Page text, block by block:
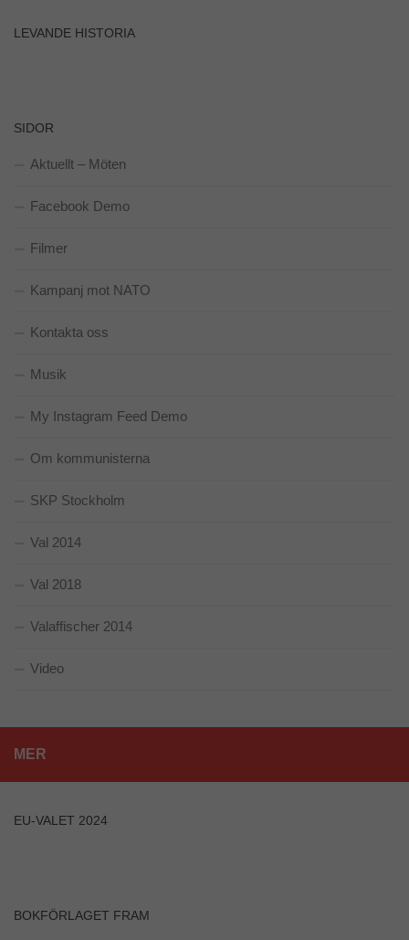
LEVANDE HISTORIA
SIDOR
Aktuellt – Möten
Facebook Demo
Filmer
Kampanj mot NATO
Kontakta oss
Musik
My Instagram Feed Demo
Om kommunisterna
SKP Stockholm
Val 2014
Val 2018
Valaffischer 2014
Video
MER
EU-VALET 2024
BOKFÖRLAGET FRAM